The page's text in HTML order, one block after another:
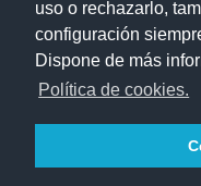
uso o rechazarlo,
configuración
Dispone de más
Política de cookies.
acceso WiFi para
proyecto Escuelas
certificado para su
restringido
Internet, y desde
acceder a
corporativa ni a la